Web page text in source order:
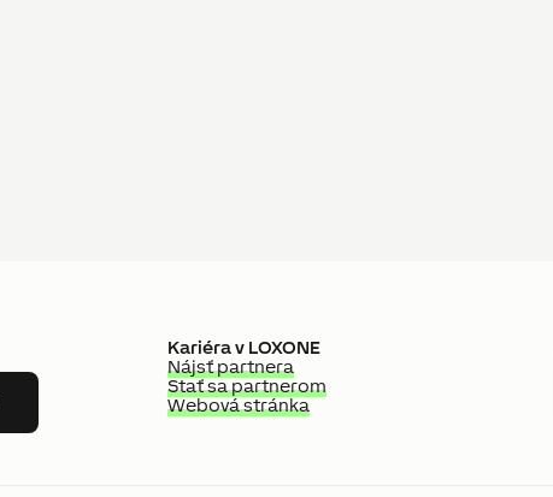
Kariéra v LOXONE
Nájsť partnera
Stať sa partnerom
Webová stránka